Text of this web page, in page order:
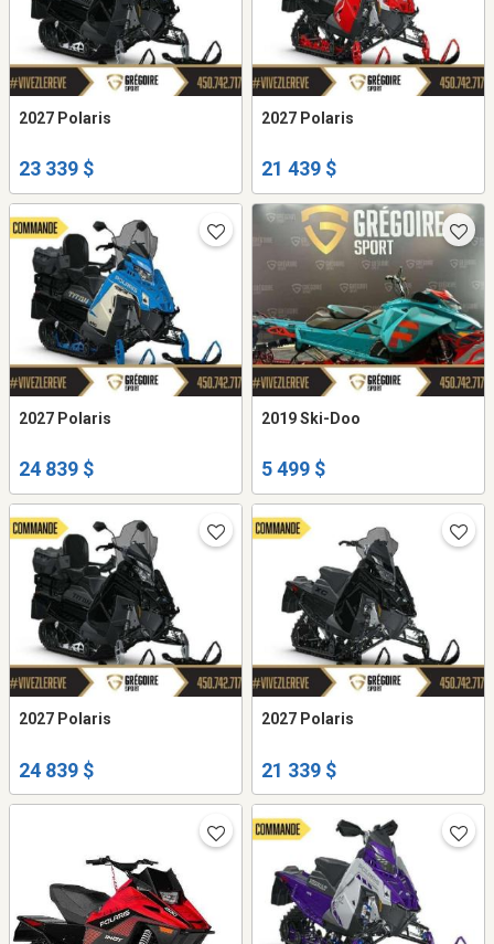
2027 Polaris
23 339 $
2027 Polaris
21 439 $
2027 Polaris
24 839 $
2019 Ski-Doo
5 499 $
2027 Polaris
24 839 $
2027 Polaris
21 339 $